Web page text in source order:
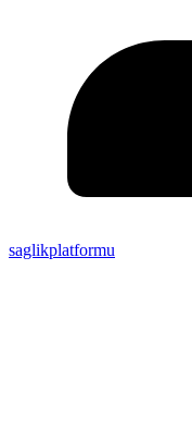
saglikplatformu